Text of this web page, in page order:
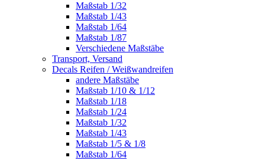
Maßstab 1/32
Maßstab 1/43
Maßstab 1/64
Maßstab 1/87
Verschiedene Maßstäbe
Transport, Versand
Decals Reifen / Weißwandreifen
andere Maßstäbe
Maßstab 1/10 & 1/12
Maßstab 1/18
Maßstab 1/24
Maßstab 1/32
Maßstab 1/43
Maßstab 1/5 & 1/8
Maßstab 1/64